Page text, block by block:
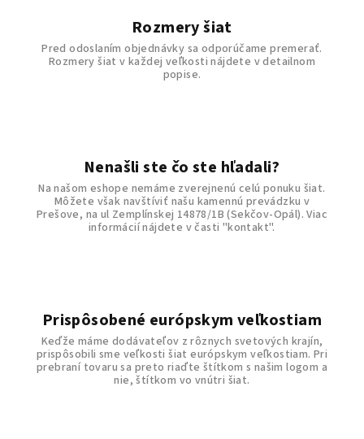
Rozmery šiat
Pred odoslaním objednávky sa odporúčame premerať.
Rozmery šiat v každej veľkosti nájdete v detailnom
popise.
Nenašli ste čo ste hľadali?
Na našom eshope nemáme zverejnenú celú ponuku šiat.
Môžete však navštíviť našu kamennú prevádzku v
Prešove, na ul Zemplínskej 14878/1B (Sekčov-Opál). Viac
informácií nájdete v časti "kontakt".
Prispôsobené európskym veľkostiam
Keďže máme dodávateľov z rôznych svetových krajín,
prispôsobili sme veľkosti šiat európskym veľkostiam. Pri
prebraní tovaru sa preto riaďte štítkom s našim logom a
nie, štítkom vo vnútri šiat.